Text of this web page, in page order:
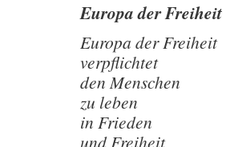
Europa der Freiheit
Europa der Freiheit
verpflichtet
den Menschen
zu leben
in Frieden
und Freiheit